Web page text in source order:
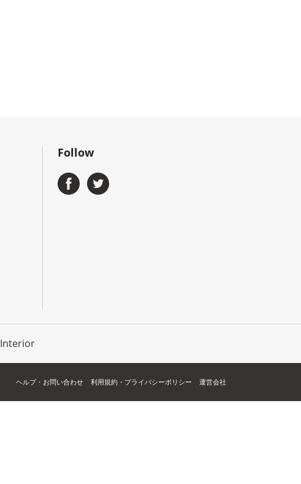
Follow
Interior
ヘルプ・お問い合わせ 利用規約・プライバシーポリシー 運営会社